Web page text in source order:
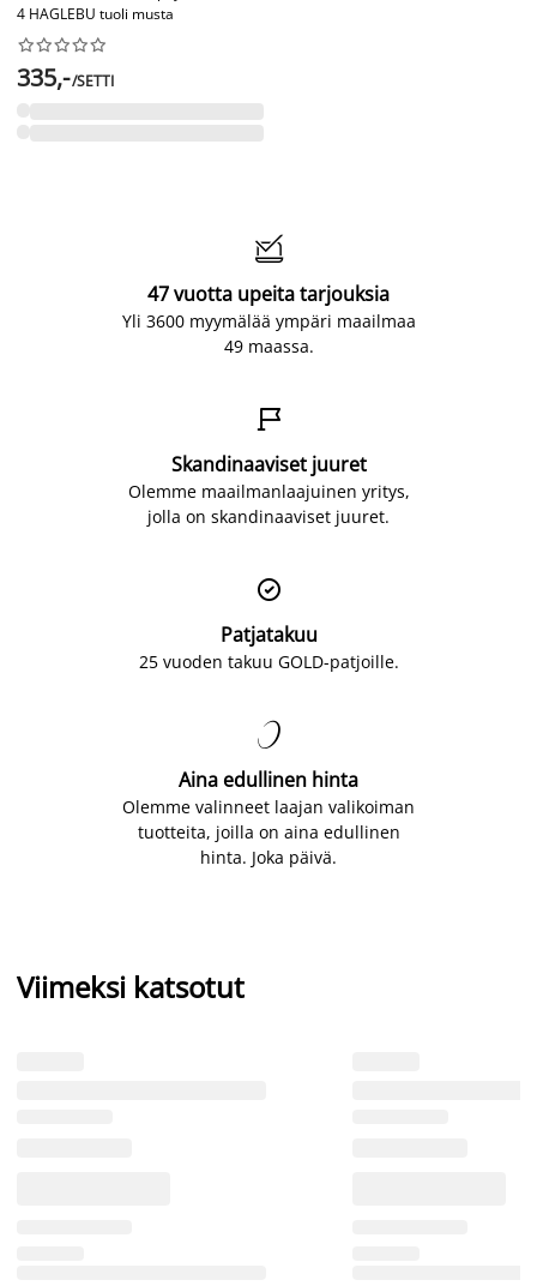
4 HAGLEBU tuoli musta






335,-/SETTI

47 vuotta upeita tarjouksia
Yli 3600 myymälää ympäri maailmaa
49 maassa.

Skandinaaviset juuret
Olemme maailmanlaajuinen yritys,
jolla on skandinaaviset juuret.

Patjatakuu
25 vuoden takuu GOLD-patjoille.

Aina edullinen hinta
Olemme valinneet laajan valikoiman
tuotteita, joilla on aina edullinen
hinta. Joka päivä.
Viimeksi katsotut